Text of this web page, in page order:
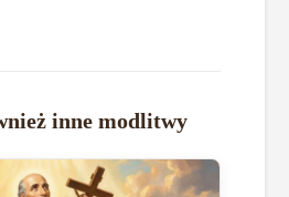
inne modlitwy